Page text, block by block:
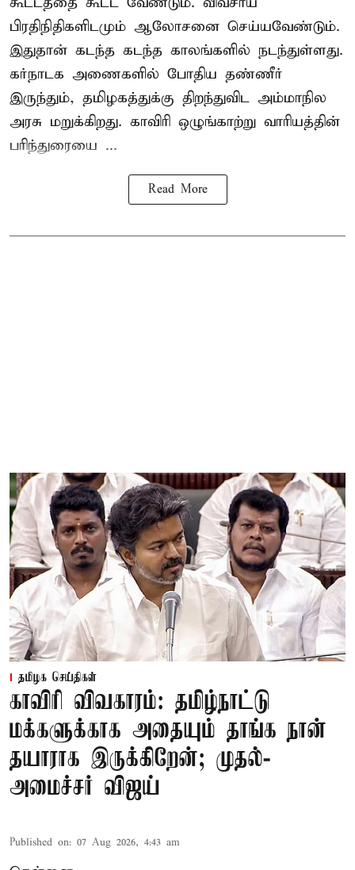
பிரதிநிதிகளிடமும் ஆலோசனை செய்யவேண்டும்.
இதுதான் கடந்த கடந்த காலங்களில் நடந்துள்ளது.
கர்நாடக அணைகளில் போதிய தண்ணீர்
இருந்தும், தமிழகத்துக்கு திறந்துவிட அம்மாநில
அரசு மறுக்கிறது. காவிரி ஒழுங்காற்று வாரியத்தின்
பரிந்துரையை ...
Read More
தமிழக செய்திகள்
காவிரி விவகாரம்: தமிழ்நாட்டு
மக்களுக்காக அதையும் தாங்க நான்
தயாராக இருக்கிறேன்; முதல்-
அமைச்சர் விஜய்
Published on: 07 Aug 2026, 4:43 am